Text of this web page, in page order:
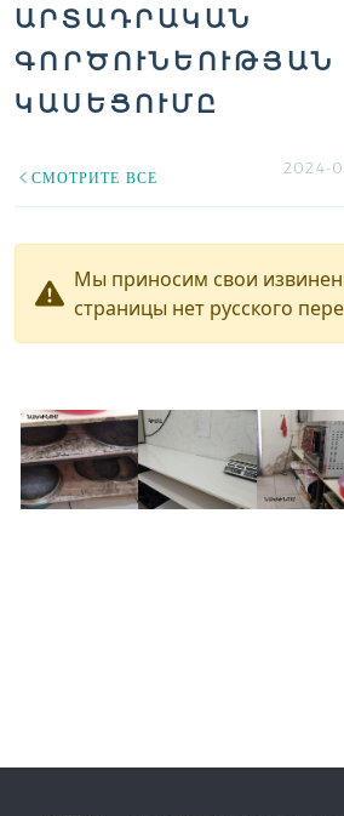
ԱՐՏԱԴՐԱԿԱՆ
ԳՈՐԾՈՒՆԵՈՒԹՅԱՆ
ԿԱՍԵՑՈՒՄԸ
СМОТРИТЕ ВСЕ
2024-
Мы приносим свои
страницы нет русского